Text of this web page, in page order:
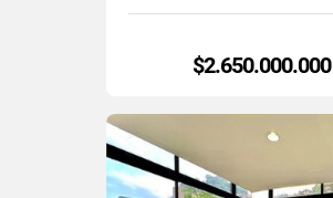
$2.650.000.000